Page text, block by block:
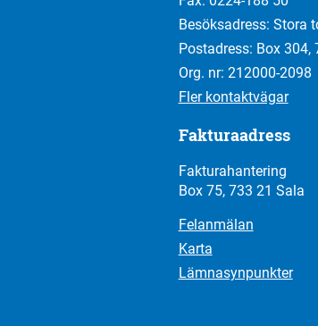
Besöksadress: Stora
Postadress: Box 304,
Org. nr: 212000-2098
Fler kontaktvägar
Fakturaadress
Fakturahantering
Box 75, 733 21 Sala
Felanmälan
Karta
Lämnasynpunkter